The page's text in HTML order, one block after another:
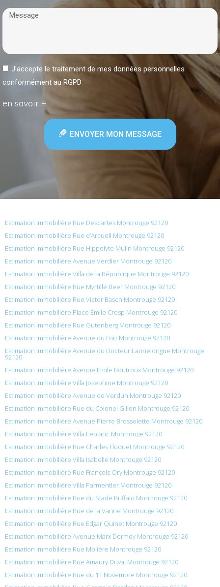
J'accepte le traitement de mes données personnelles
conformément au RGPD
en savoir +
ENVOYER MON MESSAGE
Estimation immobilière Rue Descartes Montrouge 92120
Estimation immobilière Rue d’Arcueil Montrouge 92120
Estimation immobilière Rue Hippolyte Mulin Montrouge 92120
Estimation immobilière Avenue Verdier Montrouge 92120
Estimation immobilière Villa de la République Montrouge 92120
Estimation immobilière Rue Myrtille Beer Montrouge 92120
Estimation immobilière Rue Victor Basch Montrouge 92120
Estimation immobilière Place Émile Cresp Montrouge 92120
Estimation immobilière Rue Gutenberg Montrouge 92120
Estimation immobilière Avenue du Fort Montrouge 92120
Estimation immobilière Avenue du Docteur Lannelongue Montrouge
92120
Estimation immobilière Avenue Émile Boutroux Montrouge 92120
Estimation immobilière Villa Josephine Montrouge 92120
Estimation immobilière Avenue de Verdun Montrouge 92120
Estimation immobilière Rue du Colonel Gillon Montrouge 92120
Estimation immobilière Avenue Pierre Brossolette Montrouge 92120
Estimation immobilière Villa Leblanc Montrouge 92120
Estimation immobilière Rue Charles Floquet Montrouge 92120
Estimation immobilière Villa Isabelle Montrouge 92120
Estimation immobilière Rue François Ory Montrouge 92120
Estimation immobilière Villa Parmentier Montrouge 92120
Estimation immobilière Rue du Stade Buffalo Montrouge 92120
Estimation immobilière Rue de la Vanne Montrouge 92120
Estimation immobilière Rue Edgar Quinet Montrouge 92120
Estimation immobilière Avenue Marx Dormoy Montrouge 92120
Estimation immobilière Rue Molière Montrouge 92120
Estimation immobilière Rue Amaury Duval Montrouge 92120
Estimation immobilière Rue du 11 Novembre Montrouge 92120